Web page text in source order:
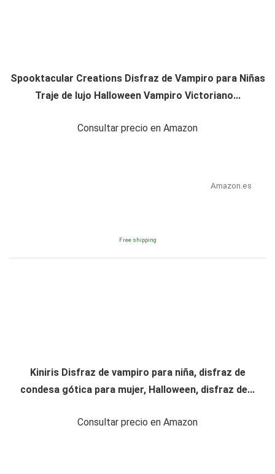
Spooktacular Creations Disfraz de Vampiro para Niñas
Traje de lujo Halloween Vampiro Victoriano...
Consultar precio en Amazon
Amazon.es
Free shipping
Kiniris Disfraz de vampiro para niña, disfraz de
condesa gótica para mujer, Halloween, disfraz de...
Consultar precio en Amazon